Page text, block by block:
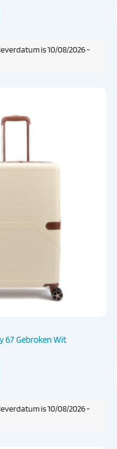
is 10/08/2026 -
67 Gebroken Wit
is 10/08/2026 -